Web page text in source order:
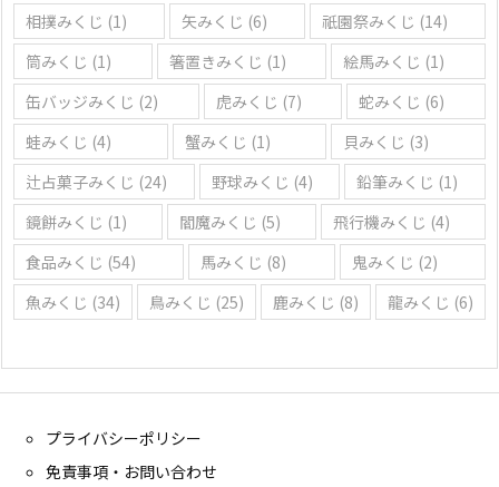
相撲みくじ (1) 矢みくじ (6) 祇園祭みくじ (14)
筒みくじ (1) 箸置きみくじ (1) 絵馬みくじ (1)
缶バッジみくじ (2) 虎みくじ (7) 蛇みくじ (6)
蛙みくじ (4) 蟹みくじ (1) 貝みくじ (3)
辻占菓子みくじ (24) 野球みくじ (4) 鉛筆みくじ (1)
鏡餅みくじ (1) 閻魔みくじ (5) 飛行機みくじ (4)
食品みくじ (54) 馬みくじ (8) 鬼みくじ (2)
魚みくじ (34) 鳥みくじ (25) 鹿みくじ (8) 龍みくじ (6)
プライバシーポリシー
免責事項・お問い合わせ